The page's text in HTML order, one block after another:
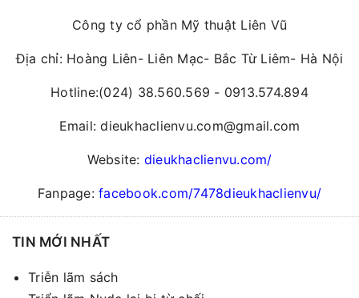
Công ty cổ phần Mỹ thuật Liên Vũ
Địa chỉ: Hoàng Liên- Liên Mạc- Bắc Từ Liêm- Hà Nội
Hotline:(024) 38.560.569 - 0913.574.894
Email: dieukhaclienvu.com@gmail.com
Website: dieukhaclienvu.com/
Fanpage:facebook.com/7478dieukhaclienvu/
TIN MỚI NHẤT
Triễn lãm sách